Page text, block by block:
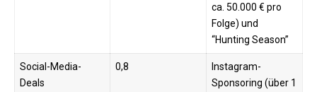
ca. 50.000 € pro
Folge) und
“Hunting Season” ​
Social-Media-
Deals
0,8
Instagram-
Sponsoring (über 1